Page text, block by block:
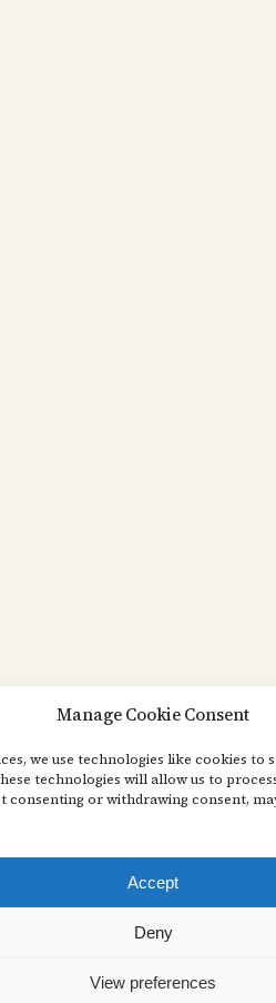
Manage Cookie Consent
we use technologies like cookies to
technologies will allow us to
consenting or withdrawing consent,
Accept
Deny
View preferences